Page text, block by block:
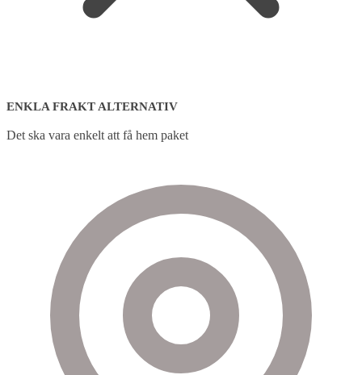
ENKLA FRAKT ALTERNATIV
Det ska vara enkelt att få hem paket